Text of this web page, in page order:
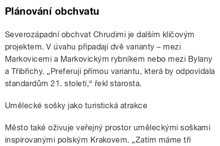
Plánování obchvatu
Severozápadní obchvat Chrudimi je dalším klíčovým
projektem. V úvahu připadají dvě varianty – mezi
Markovicemi a Markovickým rybníkem nebo mezi Bylany
a Třibřichy. „Preferuji přímou variantu, která by odpovídala
standardům 21. století,“ řekl starosta.
Umělecké sošky jako turistická atrakce
Město také oživuje veřejný prostor uměleckými soškami
inspirovanými polským Krakovem. „Zatím máme tři